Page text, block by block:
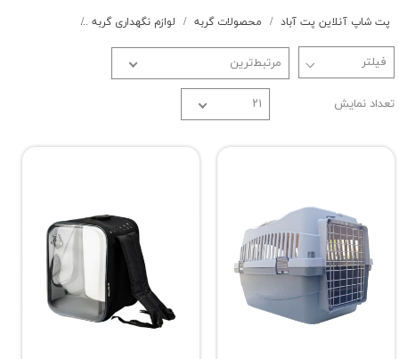
پت شاپ آنلاین پت آباد محصولات گربه لوازم نگهداری گربه
مرتبط‌ترین
تعداد نمایش ۲۱